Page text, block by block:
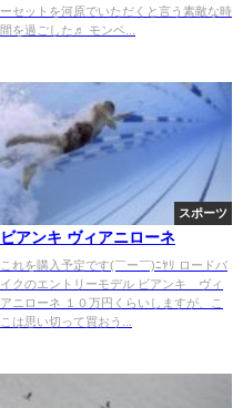
ーセットを河原でいただくと言う素敵な時
間を過ごした♬ モンベ...
スポーツ
ビアンキ ヴィアニローネ
これを購入予定です(￣ー￣)ﾆﾔﾘ ロードバ
イクのエントリーモデル ビアンキ ヴィ
アニローネ １０万円くらいしますが、こ
こは思い切って買おう...